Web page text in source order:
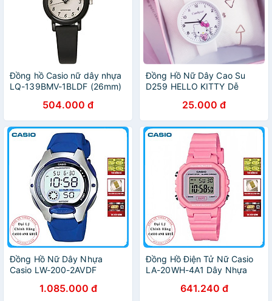
Đồng hồ Casio nữ dây nhựa
LQ-139BMV-1BLDF (26mm)
504.000 đ
Đồng Hồ Nữ Dây Cao Su
D259 HELLO KITTY Dễ
25.000 đ
Đồng Hồ Nữ Dây Nhựa
Casio LW-200-2AVDF
1.085.000 đ
Đồng Hồ Điện Tử Nữ Casio
LA-20WH-4A1 Dây Nhựa
641.240 đ